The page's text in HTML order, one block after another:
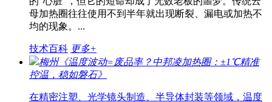
母加热圈往往使用不到半年就出现断裂、漏电或加热不
均的现象。...
技术百科 更多+
梅州《温度波动=废品率？中邦凌加热圈：±1℃精准
控温，稳如磐石》
在精密注塑、光学镜头制造、半导体封装等领域，温度